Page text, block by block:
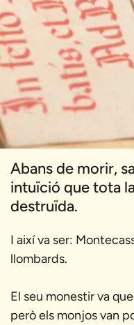
Abans de morir,
intuïció que tota
destruïda.
I així va ser:
llombards.
El seu monestir va
però els monjos van